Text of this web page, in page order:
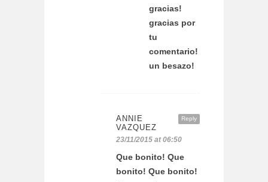
gracias!
gracias por
tu
comentario!
un besazo!
Reply
ANNIE
VAZQUEZ
23/11/2015 at 06:50
Que bonito! Que
bonito! Que bonito!